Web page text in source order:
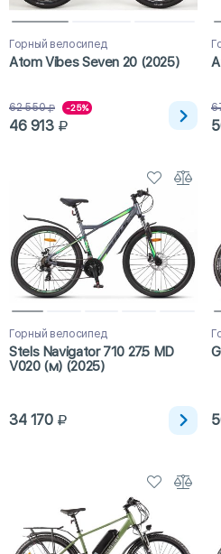
Горный велосипед
Atom Vibes Seven 20 (2025)
62 550 -25%
46 913
Горный велосипед
Stels Navigator 710 27.5 MD
V020 (м) (2025)
34 170